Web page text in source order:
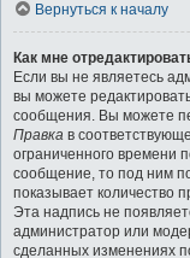
Вернуться к началу
Как мне
Если вы не являетесь
вы можете
сообщения. Вы можете
Правка в
ограниченного времени
сообщение, то под ним
показывает количество
Эта надпись не
администратор или
сделанных изменениях